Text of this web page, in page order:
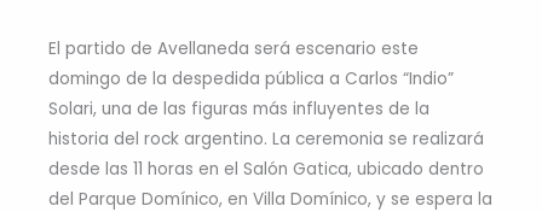
El partido de Avellaneda será escenario este
domingo de la despedida pública a Carlos “Indio”
Solari, una de las figuras más influyentes de la
historia del rock argentino. La ceremonia se realizará
desde las 11 horas en el Salón Gatica, ubicado dentro
del Parque Domínico, en Villa Domínico, y se espera la